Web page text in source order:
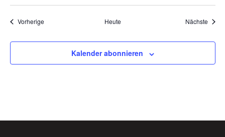
VorherigeVeranstaltungen Heute Nächste
Kalender abonnieren